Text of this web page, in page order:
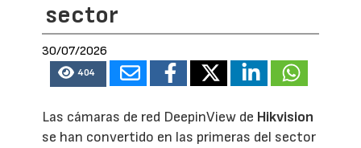
sector
30/07/2026
404
Las cámaras de red DeepinView de Hikvision
se han convertido en las primeras del sector